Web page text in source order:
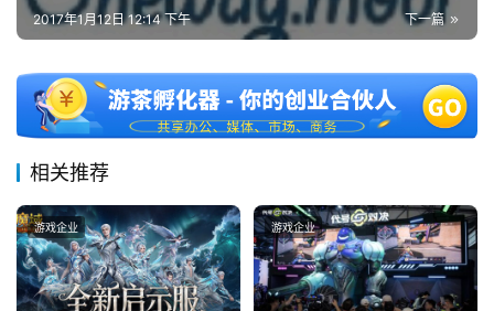
2
5
十
三
届
金
奖
下一篇
2017年1月12日 12:14 下午
相关推荐
游戏企业 游戏企业